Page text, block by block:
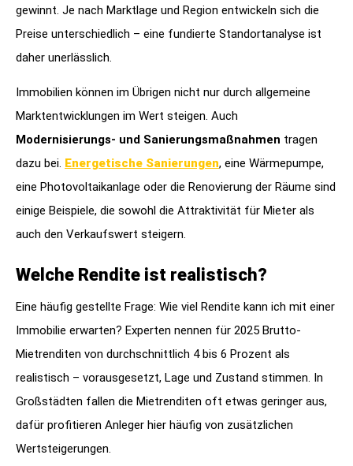
gewinnt. Je nach Marktlage und Region entwickeln sich die
Preise unterschiedlich – eine fundierte Standortanalyse ist
daher unerlässlich.
Immobilien können im Übrigen nicht nur durch allgemeine
Marktentwicklungen im Wert steigen. Auch
Modernisierungs- und Sanierungsmaßnahmen tragen
dazu bei. Energetische Sanierungen, eine Wärmepumpe,
eine Photovoltaikanlage oder die Renovierung der Räume sind
einige Beispiele, die sowohl die Attraktivität für Mieter als
auch den Verkaufswert steigern.
Welche Rendite ist realistisch?
Eine häufig gestellte Frage: Wie viel Rendite kann ich mit einer
Immobilie erwarten? Experten nennen für 2025 Brutto-
Mietrenditen von durchschnittlich 4 bis 6 Prozent als
realistisch – vorausgesetzt, Lage und Zustand stimmen. In
Großstädten fallen die Mietrenditen oft etwas geringer aus,
dafür profitieren Anleger hier häufig von zusätzlichen
Wertsteigerungen.